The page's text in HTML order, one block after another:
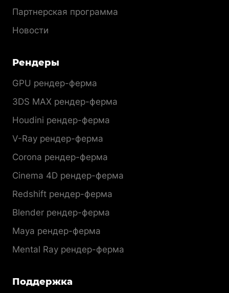
Партнерская программа
Новости
Рендеры
GPU рендер-ферма
3DS MAX рендер-ферма
Houdini рендер-ферма
V-Ray рендер-ферма
Corona рендер-ферма
Cinema 4D рендер-ферма
Redshift рендер-ферма
Blender рендер-ферма
Maya рендер-ферма
Mental Ray рендер-ферма
Поддержка